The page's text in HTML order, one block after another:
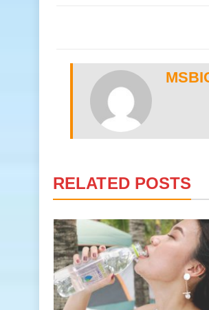
RELATED POSTS